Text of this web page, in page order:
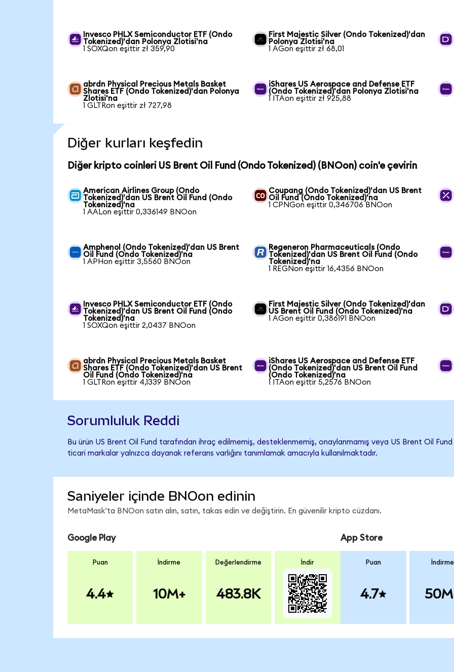
Invesco PHLX Semiconductor ETF (Ondo
Tokenized)'dan Polonya Zlotisi'na
1 SOXQon eşittir zł 359,90
First Majestic Silver (Ondo Tokenized)'dan
Polonya Zlotisi'na
1 AGon eşittir zł 68,01
abrdn Physical Precious Metals Basket
Shares ETF (Ondo Tokenized)'dan Polonya
Zlotisi'na
1 GLTRon eşittir zł 727,98
iShares US Aerospace and Defense ETF
(Ondo Tokenized)'dan Polonya Zlotisi'na
1 ITAon eşittir zł 925,88
Diğer kurları keşfedin
Diğer kripto coinleri US Brent Oil Fund (Ondo Tokenized) (BNOon) coin'e çevirin
American Airlines Group (Ondo
Tokenized)'dan US Brent Oil Fund (Ondo
Tokenized)'na
1 AALon eşittir 0,336149 BNOon
Coupang (Ondo Tokenized)'dan US Brent
Oil Fund (Ondo Tokenized)'na
1 CPNGon eşittir 0,346706 BNOon
Amphenol (Ondo Tokenized)'dan US Brent
Oil Fund (Ondo Tokenized)'na
1 APHon eşittir 3,5560 BNOon
Regeneron Pharmaceuticals (Ondo
Tokenized)'dan US Brent Oil Fund (Ondo
Tokenized)'na
1 REGNon eşittir 16,4356 BNOon
Invesco PHLX Semiconductor ETF (Ondo
Tokenized)'dan US Brent Oil Fund (Ondo
Tokenized)'na
1 SOXQon eşittir 2,0437 BNOon
First Majestic Silver (Ondo Tokenized)'dan
US Brent Oil Fund (Ondo Tokenized)'na
1 AGon eşittir 0,386191 BNOon
abrdn Physical Precious Metals Basket
Shares ETF (Ondo Tokenized)'dan US Brent
Oil Fund (Ondo Tokenized)'na
1 GLTRon eşittir 4,1339 BNOon
iShares US Aerospace and Defense ETF
(Ondo Tokenized)'dan US Brent Oil Fund
(Ondo Tokenized)'na
1 ITAon eşittir 5,2576 BNOon
Sorumluluk Reddi
Bu ürün US Brent Oil Fund tarafından ihraç edilmemiş, desteklenmemiş, onaylanmamış veya US Brent Oil
ticari markalar yalnızca dayanak referans varlığını tanımlamak amacıyla kullanılmaktadır.
Saniyeler içinde BNOon edinin
MetaMask'ta BNOon satın alın, satın, takas edin ve değiştirin. En güvenilir kripto cüzdanı.
Google Play
Puan
4.4
İndirme
10M+
Değerlendirme
483.8K
İndir
App Store
Puan
4.7
İndirme